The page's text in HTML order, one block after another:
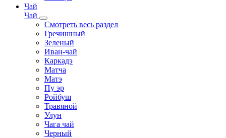
Чай
Чай
Смотреть весь раздел
Гречишный
Зеленый
Иван-чай
Каркадэ
Матча
Матэ
Пу эр
Ройбуш
Травяной
Улун
Чага чай
Черный